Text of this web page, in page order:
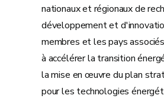
nationaux et régionaux de
développement et
membres et les pays
à accélérer la transition
la mise en œuvre du plan
pour les technologies